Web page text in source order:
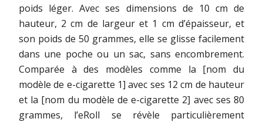
poids léger. Avec ses dimensions de 10 cm de
hauteur, 2 cm de largeur et 1 cm d’épaisseur, et
son poids de 50 grammes, elle se glisse facilement
dans une poche ou un sac, sans encombrement.
Comparée à des modèles comme la [nom du
modèle de e-cigarette 1] avec ses 12 cm de hauteur
et la [nom du modèle de e-cigarette 2] avec ses 80
grammes, l’eRoll se révèle particulièrement